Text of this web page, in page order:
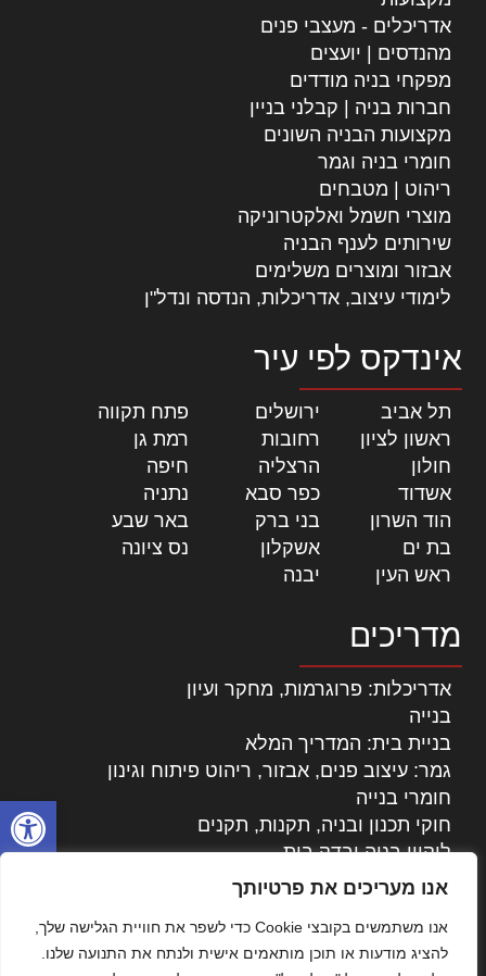
פתח
אנו מעריכים את פרטיותך
אנו משתמשים בקובצי Cookie כדי לשפר את חוויית הגלישה שלך,
להציג מודעות או תוכן מותאמים אישית ולנתח את התנועה שלנו.
אדריכלים - מעצבי פנים
מהנדסים | יועצים
מפקחי בניה מודדים
חברות בניה | קבלני בניין
מקצועות הבניה השונים
חומרי בניה וגמר
ריהוט | מטבחים
מוצרי חשמל ואלקטרוניקה
שירותים לענף הבניה
אבזור ומוצרים משלימים
לימודי עיצוב, אדריכלות, הנדסה ונדל"ן
אינדקס לפי עיר
תל אביב ירושלים פתח תקווה
ראשון לציון
רחובות רמת גן
חולון
הרצליה חיפה
אשדוד
כפר סבא נתניה
הוד השרון
בני ברק באר שבע
בת ים
אשקלון נס ציונה
ראש העין
יבנה
מדריכים
אדריכלות: פרוגרמות, מחקר ועיון
בנייה
בניית בית: המדריך המלא
גמר: עיצוב פנים, אבזור, ריהוט פיתוח וגינון
חומרי בנייה
חוקי תכנון ובניה, תקנות, תקנים
ליקויי בניה ובדק בית
נדל"ן: זכויות, אגרות ועסקאות
עקרונות ניהול אחזקה מתקדמות
צילום אדריכלי